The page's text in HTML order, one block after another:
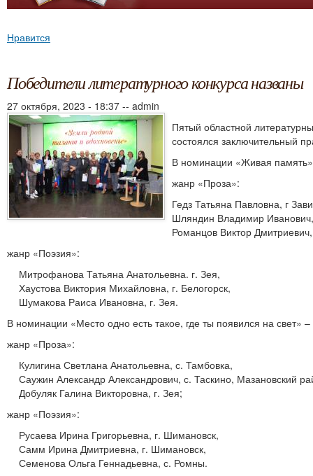
Нравится
Победители литературного конкурса названы
27 октября, 2023 - 18:37 -- admin
Пятый областной
состоялся заключительный
В номинации «Живая
жанр «Проза»:
Гедз Татьяна Павловна, г
Шляндин Владимир
Романцов Виктор
жанр «Поэзия»:
Митрофанова Татьяна Анатольевна. г. Зея,
Хаустова Виктория Михайловна, г. Белогорск,
Шумакова Раиса Ивановна, г. Зея.
В номинации «Место одно есть такое, где ты появился на свет» –
жанр «Проза»:
Кулигина Светлана Анатольевна, с. Тамбовка,
Саужин Александр Александрович, с. Таскино, Мазановский
Добуляк Галина Викторовна, г. Зея;
жанр «Поэзия»:
Русаева Ирина Григорьевна, г. Шимановск,
Самм Ирина Дмитриевна, г. Шимановск,
Семенова Ольга Геннадьевна, с. Ромны.